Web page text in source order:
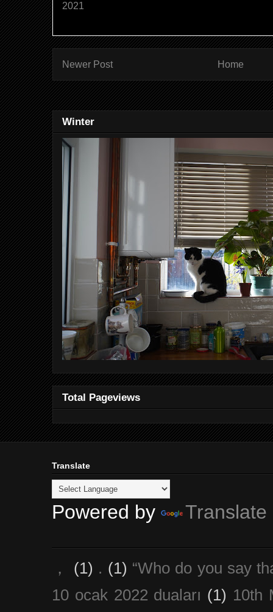
2021
Newer Post Home
Winter
Total Pageviews
Translate
Powered by Translate
， (1) . (1) “Who do you say
10 ocak 2022 duaları (1) 10th